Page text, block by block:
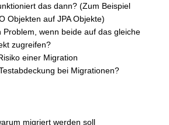
das dann? (Zum Beispiel
Objekten auf JPA Objekte)
Problem, wenn beide auf das gleiche
zugreifen?
einer Migration
bei Migrationen?
migriert werden soll